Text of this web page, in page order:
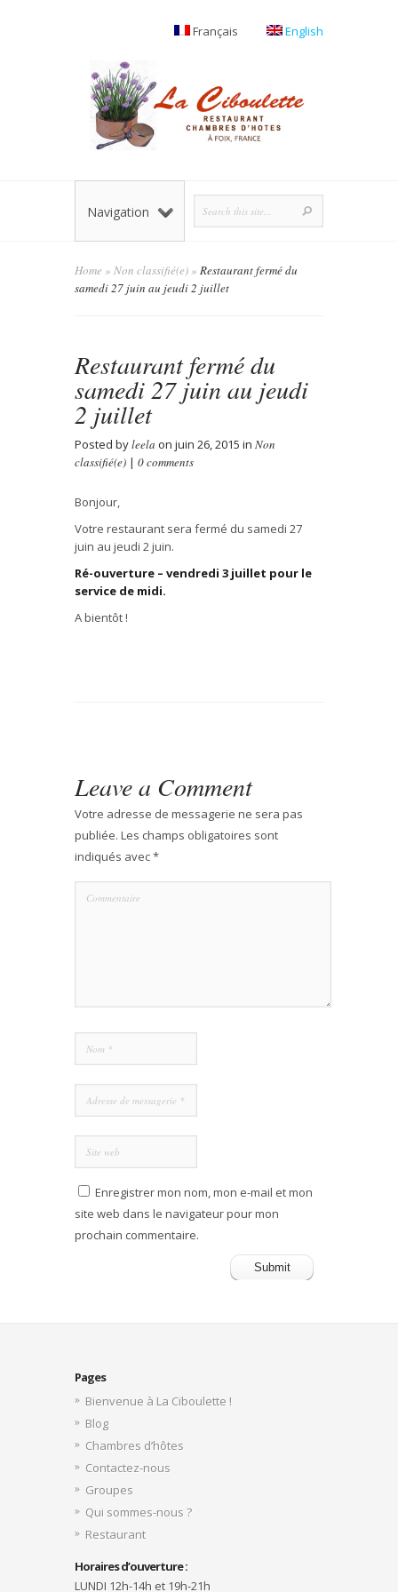
Français English
Navigation
Home » Non classifié(e)» Restaurant fermé du
samedi 27 juin au jeudi 2 juillet
Restaurant fermé du
samedi 27 juin au jeudi
2 juillet
Posted byleela on juin 26, 2015 in Non
classifié(e) | 0 comments
Bonjour,
Votre restaurant sera fermé du samedi 27
juin au jeudi 2 juin.
Ré-ouverture – vendredi 3 juillet pour le
service de midi.
Abientôt!
Leave a Comment
Votre adresse de messagerie ne sera pas
publiée. Les champs obligatoires sont
indiqués avec*
Enregistrer mon nom, mon e-mail et mon
site web dans le navigateur pour mon
prochain commentaire.
Pages
Bienvenue à La Ciboulette !
Blog
Chambres d’hôtes
Contactez-nous
Groupes
Qui sommes-nous ?
Restaurant
Horaires d’ouverture :
LUNDI 12h-14h et 19h-21h